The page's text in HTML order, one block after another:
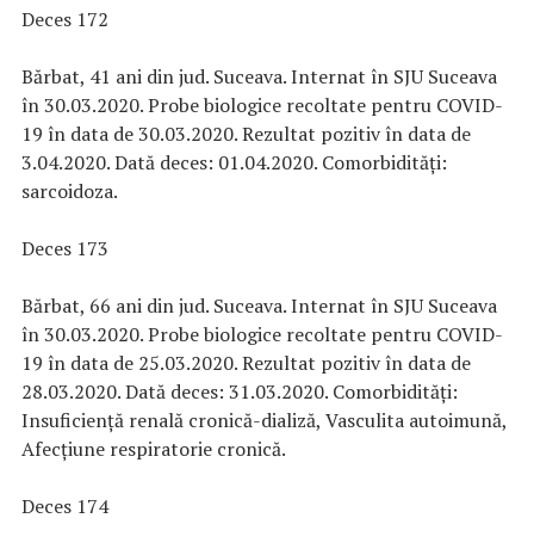
Deces 172
Bărbat, 41 ani din jud. Suceava. Internat în SJU Suceava
în 30.03.2020. Probe biologice recoltate pentru COVID-
19 în data de 30.03.2020. Rezultat pozitiv în data de
3.04.2020. Dată deces: 01.04.2020. Comorbidități:
sarcoidoza.
Deces 173
Bărbat, 66 ani din jud. Suceava. Internat în SJU Suceava
în 30.03.2020. Probe biologice recoltate pentru COVID-
19 în data de 25.03.2020. Rezultat pozitiv în data de
28.03.2020. Dată deces: 31.03.2020. Comorbidități:
Insuficiență renală cronică-dializă, Vasculita autoimună,
Afecțiune respiratorie cronică.
Deces 174